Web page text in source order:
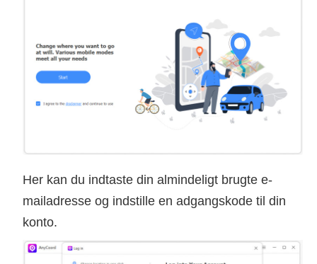
Her kan du indtaste din almindeligt brugte e-
mailadresse og indstille en adgangskode til din
konto.